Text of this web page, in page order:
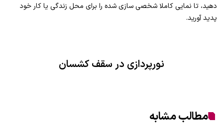
دهید، تا نمایی کاملا شخصی سازی شده را برای محل زندگی یا کار خود
پدید آورید.
نورپردازی در سقف کشسان
مطالب مشابه